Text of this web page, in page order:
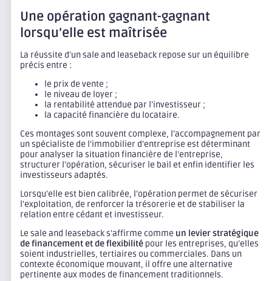
Une opération gagnant-gagnant
lorsqu’elle est maîtrisée
La réussite d’un sale and leaseback repose sur un équilibre
précis entre :
le prix de vente ;
le niveau de loyer ;
la rentabilité attendue par l’investisseur ;
la capacité financière du locataire.
Ces montages sont souvent complexe, l’accompagnement par
un spécialiste de l’immobilier d’entreprise est déterminant
pour analyser la situation financière de l’entreprise,
structurer l’opération, sécuriser le bail et enfin identifier les
investisseurs adaptés.
Lorsqu’elle est bien calibrée, l’opération permet de sécuriser
l’exploitation, de renforcer la trésorerie et de stabiliser la
relation entre cédant et investisseur.
Le sale and leaseback s’affirme comme un levier stratégique
de financement et de flexibilité pour les entreprises, qu’elles
soient industrielles, tertiaires ou commerciales. Dans un
contexte économique mouvant, il offre une alternative
pertinente aux modes de financement traditionnels.